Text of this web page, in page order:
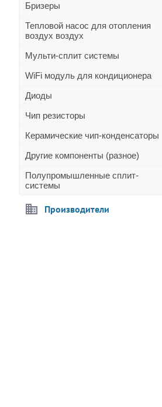
Бризеры
Тепловой насос для отопления
воздух воздух
Мульти-сплит системы
WiFi модуль для кондиционера
Диоды
Чип резисторы
Керамические чип-конденсаторы
Другие компоненты (разное)
Полупромышленные сплит-
системы
Производители